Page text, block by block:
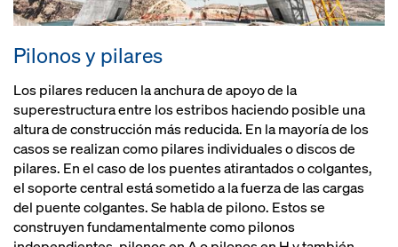
Pilonos y pilares
Los pilares reducen la anchura de apoyo de la
superestructura entre los estribos haciendo posible una
altura de construcción más reducida. En la mayoría de los
casos se realizan como pilares individuales o discos de
pilares. En el caso de los puentes atirantados o colgantes,
el soporte central está sometido a la fuerza de las cargas
del puente colgantes. Se habla de pilono. Estos se
construyen fundamentalmente como pilonos